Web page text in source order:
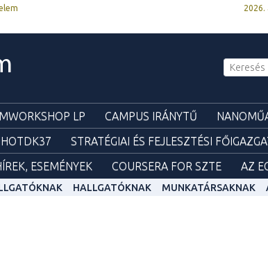
2026.
LP CAMPUS IRÁNYTŰ
HOTDK37 STRATÉGIAI ÉS FEJLESZTÉSI
ESEMÉNYEK COURSERA FOR SZTE AZ
HALLGATÓKNAK MUNKATÁRSAKNAK